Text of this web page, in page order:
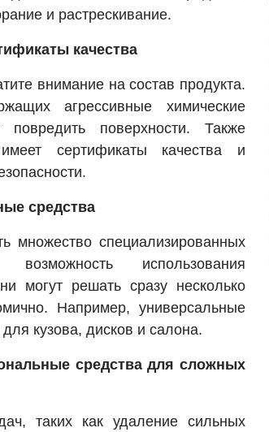
и растрескивание.
качества
внимание на состав продукта.
агрессивные химические
поверхности. Также
сертификаты качества и
средства
множество специализированных
возможность использования
могут решать сразу несколько
Например, универсальные
кузова, дисков и салона.
средства для сложных
таких как удаление сильных